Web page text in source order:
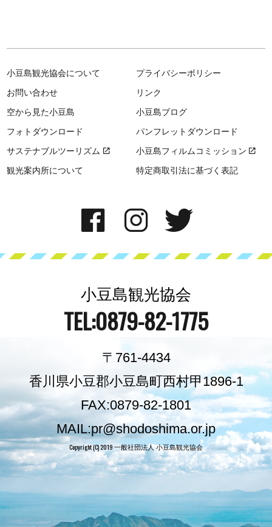
小豆島観光協会について プライバシーポリシー
お問い合わせ リンク
空から見た小豆島 小豆島ブログ
フォトダウンロード パンフレットダウンロード
サステナブルツーリズム 小豆島フィルムコミッション
観光案内所について 特定商取引法に基づく表記
小豆島観光協会
TEL:0879-82-1775
〒761-4434
香川県小豆郡小豆島町西村甲1896-1
FAX:0879-82-1801
MAIL:pr@shodoshima.or.jp
Copyright (C) 2019 一般社団法人 小豆島観光協会